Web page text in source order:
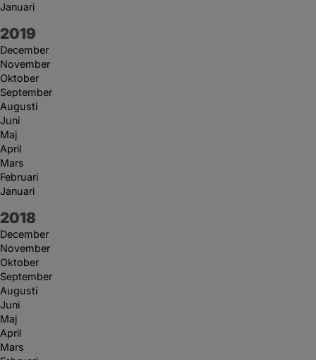
Januari
År:
2019
December
November
Oktober
September
Augusti
Juni
Maj
April
Mars
Februari
Januari
År:
2018
December
November
Oktober
September
Augusti
Juni
Maj
April
Mars